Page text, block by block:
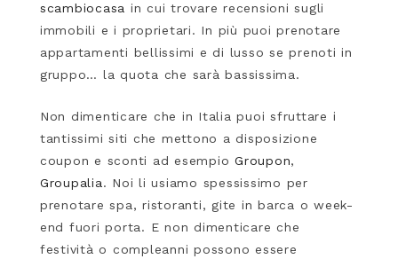
scambiocasa in cui trovare recensioni sugli
immobili e i proprietari. In più puoi prenotare
appartamenti bellissimi e di lusso se prenoti in
gruppo… la quota che sarà bassissima.
Non dimenticare che in Italia puoi sfruttare i
tantissimi siti che mettono a disposizione
coupon e sconti ad esempioGroupon,
Groupalia. Noi li usiamo spessissimo per
prenotare spa, ristoranti, gite in barca o week-
end fuori porta. E non dimenticare che
festività o compleanni possono essere